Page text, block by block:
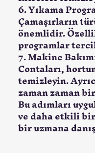
6. Yıkama
Çamaşırların
önemlidir.
programlar
7. Makine
Contaları,
temizleyin.
zaman zaman
Bu adımları
ve daha etkili
bir uzmana